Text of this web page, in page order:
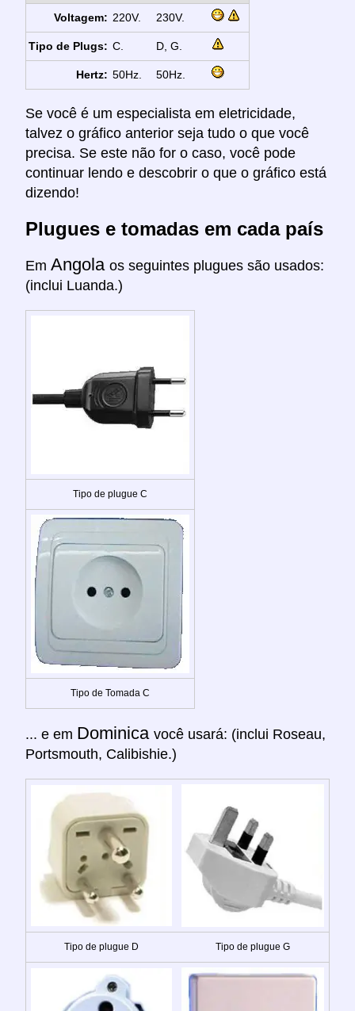
Voltagem: 220V. 230V.
Tipo de Plugs: C. D, G.
Hertz: 50Hz. 50Hz.
Se você é um especialista em eletricidade,
talvez o gráfico anterior seja tudo o que você
precisa. Se este não for o caso, você pode
continuar lendo e descobrir o que o gráfico está
dizendo!
Plugues e tomadas em cada país
Em Angola os seguintes plugues são usados:
(inclui Luanda.)
Tipo de plugue C
Tipo de Tomada C
... e em Dominica você usará: (inclui Roseau,
Portsmouth, Calibishie.)
Tipo de plugue D Tipo de plugue G